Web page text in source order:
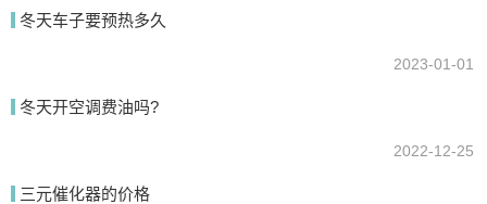
冬天车子要预热多久
2023-01-01
冬天开空调费油吗?
2022-12-25
三元催化器的价格